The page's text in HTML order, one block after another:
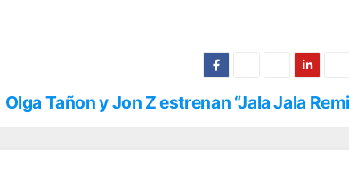
Olga Tañon y Jon Z estrenan “Jala Jala